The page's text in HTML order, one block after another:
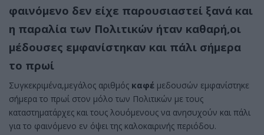
φαινόμενο δεν είχε παρουσιαστεί ξανά και
η παραλία των Πολιτικών ήταν καθαρή,οι
μέδουσες εμφανίστηκαν και πάλι σήμερα
το πρωί
Συγκεκριμένα,μεγάλος αριθμός καφέ μεδουσών εμφανίστηκε
σήμερα το πρωί στον μόλο των Πολιτικών με τους
καταστηματάρχες και τους λουόμενους να ανησυχούν και πάλι
για το φαινόμενο εν όψει της καλοκαιρινής περιόδου.